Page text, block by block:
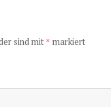
sind mit * markiert